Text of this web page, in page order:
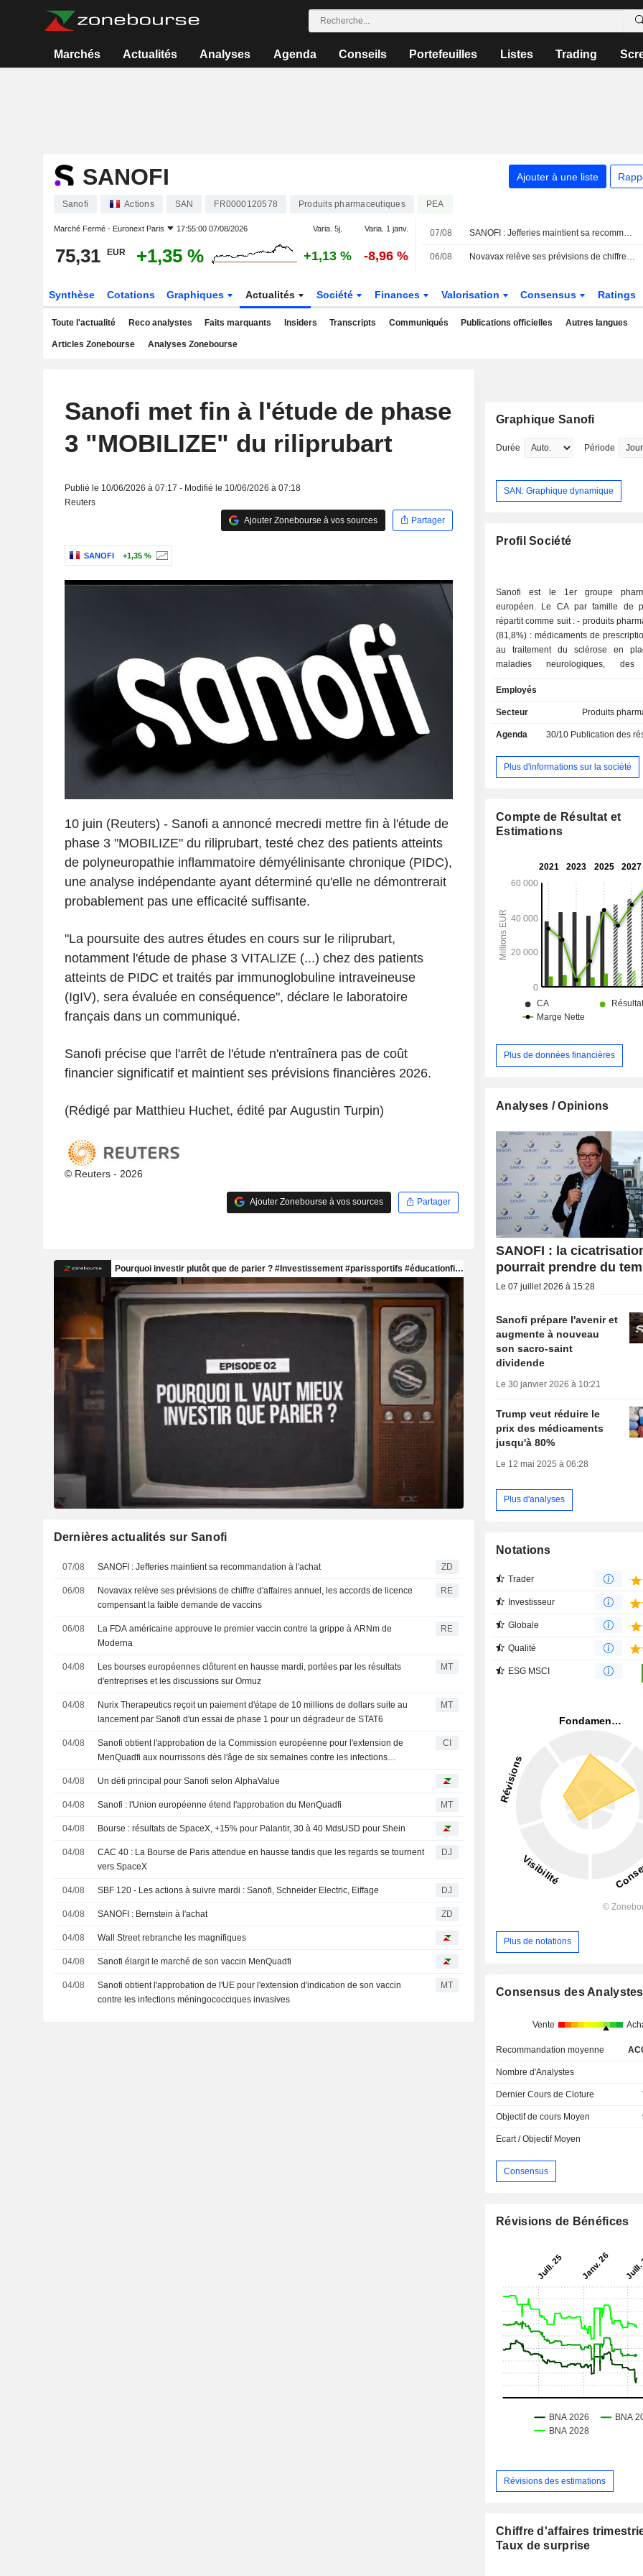
Marchés Actualités Analyses Agenda Conseils Portefeuilles Listes Trading
SANOFI Ajouter à une liste
Sanofi Actions SAN FR0000120578 Produits pharmaceutiques PEA
Marché Fermé - Euronext Paris 17:55:00 07/08/2026 Varia. 5j. Varia. 1 janv.
75,31 EUR +1,35 % +1,13 % -8,96 %
07/08 SANOFI : Jefferies maintient sa recommandation à l'achat
06/08 Novavax relève ses prévisions de chiffre d'affaires annuel, les accords de licence compensant la faible demande de vaccins
Synthèse Cotations Graphiques Actualités Société Finances Valorisation Consensus Ratings
Toute l'actualité Reco analystes Faits marquants Insiders Transcripts Communiqués Publications officielles Autres langues
Articles Zonebourse Analyses Zonebourse
Sanofi met fin à l'étude de phase
3 "MOBILIZE" du riliprubart
Publié le 10/06/2026 à 07:17 - Modifié le 10/06/2026 à 07:18
Reuters
Ajouter Zonebourse à vos sources
Partager
SANOFI +1,35 %
10 juin (Reuters) - Sanofi a annoncé mecredi mettre fin à l'étude de
phase 3 "MOBILIZE" du riliprubart, testé chez des patients atteints
de polyneuropathie inflammatoire démyélinisante chronique (PIDC),
une analyse indépendante ayant déterminé qu'elle ne démontrerait
probablement pas une efficacité suffisante.
"La poursuite des autres études en cours sur le riliprubart,
notamment l'étude de phase 3 VITALIZE (...) chez des patients
atteints de PIDC et traités par immunoglobuline intraveineuse
(IgIV), sera évaluée en conséquence", déclare le laboratoire
français dans un communiqué.
Sanofi précise que l'arrêt de l'étude n'entraînera pas de coût
financier significatif et maintient ses prévisions financières 2026.
(Rédigé par Matthieu Huchet, édité par Augustin Turpin)
© Reuters - 2026
Ajouter Zonebourse à vos sources Partager
Dernières actualités sur Sanofi
07/08 SANOFI : Jefferies maintient sa recommandation à l'achat ZD
06/08
Novavax relève ses prévisions de chiffre d'affaires annuel, les accords de licence
compensant la faible demande de vaccins
RE
06/08
La FDA américaine approuve le premier vaccin contre la grippe à ARNm de
Moderna
RE
04/08
Les bourses européennes clôturent en hausse mardi, portées par les résultats
d'entreprises et les discussions sur Ormuz
MT
04/08
Nurix Therapeutics reçoit un paiement d'étape de 10 millions de dollars suite au
lancement par Sanofi d'un essai de phase 1 pour un dégradeur de STAT6
MT
04/08
Sanofi obtient l'approbation de la Commission européenne pour l'extension de
MenQuadfi aux nourrissons dès l'âge de six semaines contre les infections
CI
04/08 Un défi principal pour Sanofi selon AlphaValue
04/08 Sanofi : l'Union européenne étend l'approbation du MenQuadfi MT
04/08 Bourse : résultats de SpaceX, +15% pour Palantir, 30 à 40 MdsUSD pour Shein
04/08
CAC 40 : La Bourse de Paris attendue en hausse tandis que les regards se tournent
vers SpaceX
DJ
04/08 SBF 120 - Les actions à suivre mardi : Sanofi, Schneider Electric, Eiffage DJ
04/08 SANOFI : Bernstein à l'achat ZD
04/08 Wall Street rebranche les magnifiques
04/08 Sanofi élargit le marché de son vaccin MenQuadfi
04/08
Sanofi obtient l'approbation de l'UE pour l'extension d'indication de son vaccin
contre les infections méningococciques invasives
MT
Graphique Sanofi
Durée Période
SAN: Graphique dynamique
Profil Société
Sanofi est le 1er groupe
européen. Le CA par famille de
répartit comme suit : - produits pharmaceutiques
(81,8%) : médicaments de
au traitement du sclérose en
maladies neurologiques, des
des maladies rares, des
maladies hématologiques rares ; - vaccins
contre la grippe, la méningite et la
voyageurs et aux zones endémiques.
2025, le groupe dispose de 37
(3,9%), Europe (17,1%), Etats-
Chine (6%) et autres (22,2%).
Employés
Secteur Produits
Agenda 30/10 Publication des résultats
Plus d'informations sur la société
Compte de Résultat et
Estimations
Plus de données financières
Analyses / Opinions
SANOFI : la
pourrait prendre du
Le 07 juillet 2026 à 15:28
Sanofi prépare l'avenir et
augmente à nouveau
son sacro-saint
dividende
Le 30 janvier 2026 à 10:21
Trump veut réduire le
prix des médicaments
jusqu'à 80%
Le 12 mai 2025 à 06:28
Plus d'analyses
Notations
Trader
Investisseur
Globale
Qualité
ESG MSCI
Plus de notations
Consensus des Analystes
Vente
Recommandation moyenne
Nombre d'Analystes
Dernier Cours de Cloture
Objectif de cours Moyen
Ecart / Objectif Moyen
Consensus
Révisions de Bénéfices
Révisions des estimations
Chiffre d'affaires
Taux de surprise